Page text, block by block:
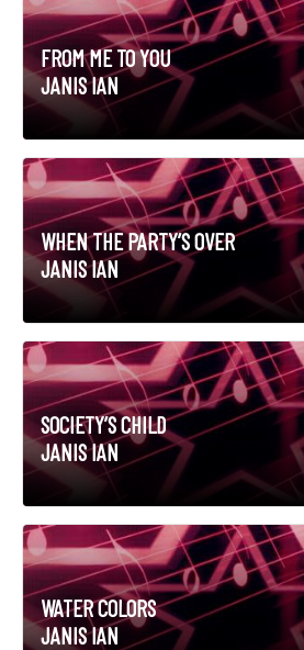
FROM ME TO YOU
JANIS IAN
WHEN THE PARTY’S OVER
JANIS IAN
SOCIETY’S CHILD
JANIS IAN
WATER COLORS
JANIS IAN